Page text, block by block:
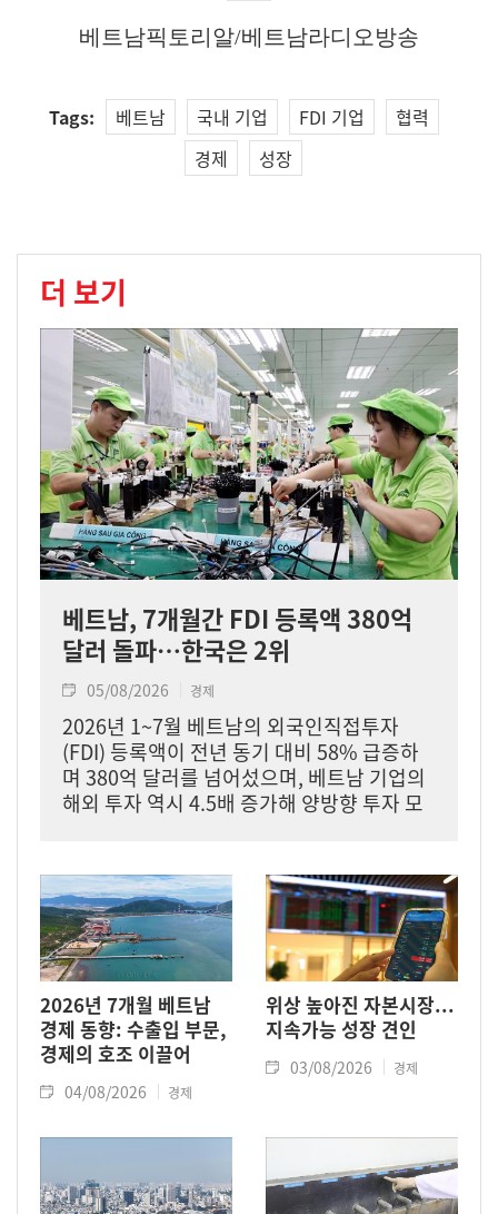
베트남픽토리알/베트남라디오방송
Tags: 베트남 국내 기업 FDI 기업
협력
경제
성장
더 보기
베트남, 7개월간 FDI 등록액 380억
달러 돌파…한국은 2위
05/08/2026 경제
2026년 1~7월 베트남의 외국인직접투자
(FDI) 등록액이 전년 동기 대비 58% 급증하
며 380억 달러를 넘어섰으며, 베트남 기업의
해외 투자 역시 4.5배 증가해 양방향 투자 모
2026년 7개월 베트남
경제 동향: 수출입 부문,
경제의 호조 이끌어
04/08/2026 경제
위상 높아진 자본시장...
지속가능 성장 견인
03/08/2026 경제